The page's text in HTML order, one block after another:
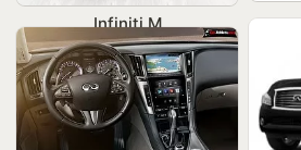
Infiniti M